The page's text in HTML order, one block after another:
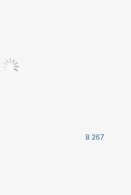
8 267